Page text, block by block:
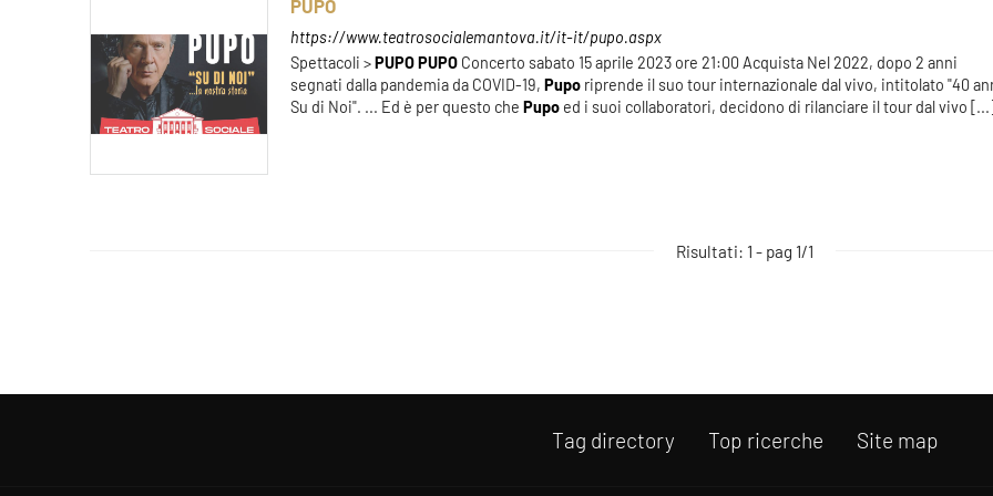
PUPO
https://www.teatrosocialemantova.it/it-it/pupo.aspx
Spettacoli >PUPOPUPO Concerto sabato 15 aprile 2023 ore 21:00 Acquista Nel 2022, dopo 2 anni
segnati dalla pandemia da COVID-19,Pupo riprende il suo tour internazionale dal vivo, intitolato "40
Su di Noi". ... Ed è per questo chePupo ed i suoi collaboratori, decidono di rilanciare il tour dal vivo
Risultati: 1 - pag 1/1
Tag directory Top ricerche Site map